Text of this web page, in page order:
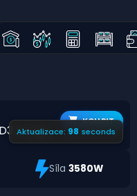
KOUPIT
Aktualizace: 97 seconds
Síla 3580W